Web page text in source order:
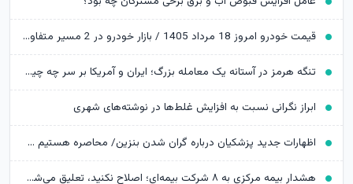
قیمت خودرو امروز 18 مرداد 1405 / بازار خودرو در 2 مسیر متفاوت
تنگه هرمز در آستانه یک معامله بزرگ؛ ایران و آمریکا بر سر چه چیزی چانه می‌زنند؟
ابراز نگرانی نسبت به افزایش غلط‌ها در نوشته‌های شهری
اظهارات جدید پزشکیان درباره گران شدن بنزین/ محاصره هستیم و نمی‌توانیم بنزین وارد کنیم
هشدار بیمه مرکزی به ۸ شرکت بیمه‌ای؛ اصلاح نکنید، تعلیق می‌شوید